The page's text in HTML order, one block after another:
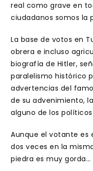
real como grave en
ciudadanos somos la
La base de votos en
obrera e incluso
biografía de Hitler,
paralelismo histórico
advertencias del
de su advenimiento,
alguno de los
Aunque el votante es
dos veces en la
piedra es muy gorda…